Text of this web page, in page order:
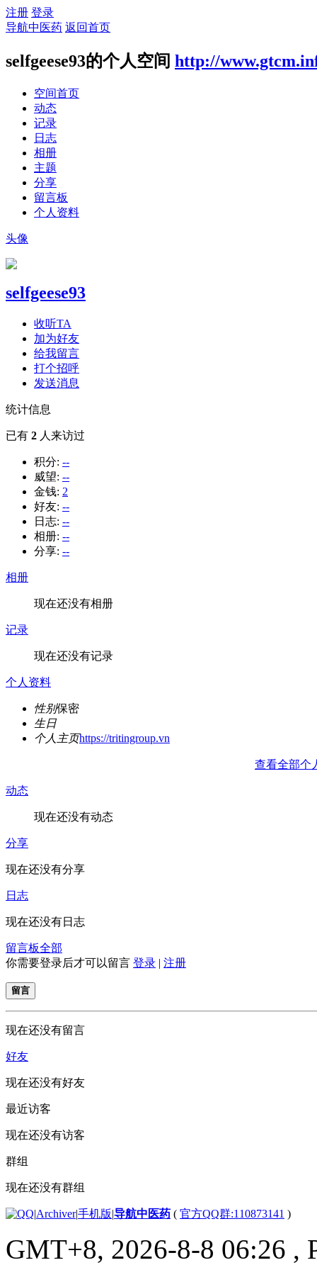
注册 登录
导航中医药 返回首页
selfgeese93的个人空间 http://
空间首页
动态
记录
日志
相册
主题
分享
留言板
个人资料
头像
selfgeese93
收听TA
加为好友
给我留言
打个招呼
发送消息
统计信息
已有 2 人来访过
积分: --
威望: --
金钱: 2
好友: --
日志: --
相册: --
分享: --
相册
现在还没有相册
记录
现在还没有记录
个人资料
性别保密
生日
个人主页https://tritingroup.vn
查看全部个
动态
现在还没有动态
分享
现在还没有分享
日志
现在还没有日志
留言板全部
你需要登录后才可以留言 登录 | 注册
留言
现在还没有留言
好友
现在还没有好友
最近访客
现在还没有访客
群组
现在还没有群组
|Archiver|手机版|导航中医药 ( 官方QQ群:110873141 )
GMT+8, 2026-8-8 06:26 ,